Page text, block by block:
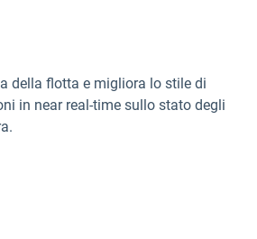
della flotta e migliora lo stile di
in near real-time sullo stato degli